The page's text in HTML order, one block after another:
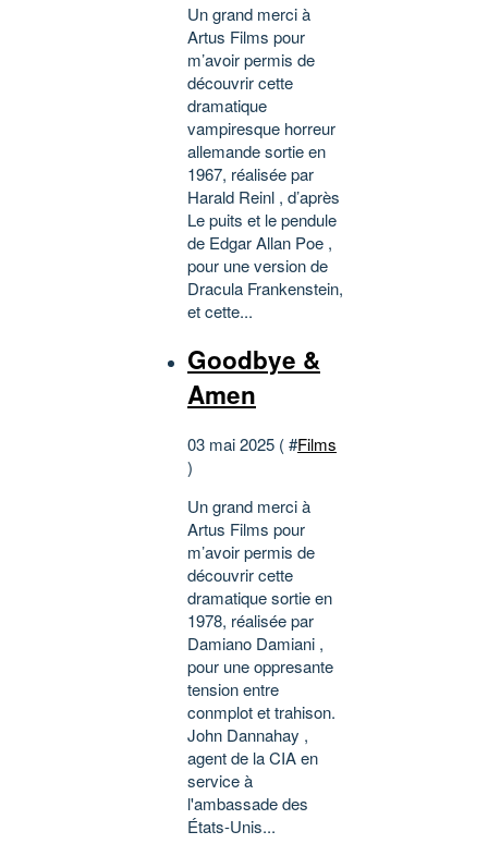
Un grand merci à
Artus Films pour
m’avoir permis de
découvrir cette
dramatique
vampiresque horreur
allemande sortie en
1967, réalisée par
Harald Reinl , d’après
Le puits et le pendule
de Edgar Allan Poe ,
pour une version de
Dracula Frankenstein,
et cette...
Goodbye &
Amen
03 mai 2025 ( #Films
)
Un grand merci à
Artus Films pour
m’avoir permis de
découvrir cette
dramatique sortie en
1978, réalisée par
Damiano Damiani ,
pour une oppresante
tension entre
conmplot et trahison.
John Dannahay ,
agent de la CIA en
service à
l'ambassade des
États-Unis...